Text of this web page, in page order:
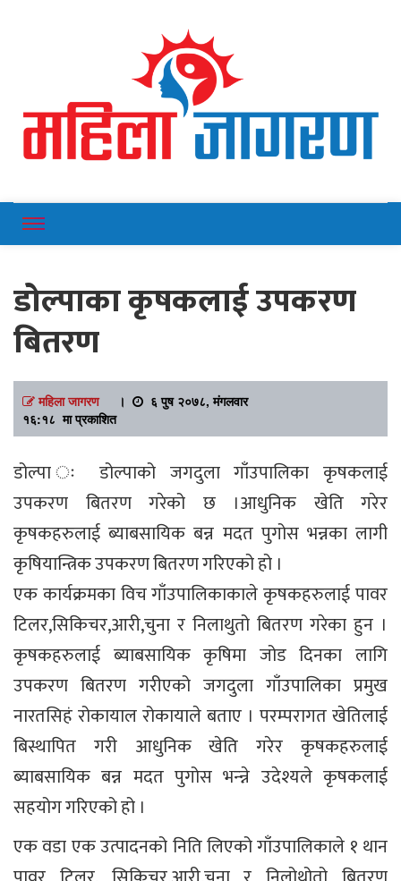
Mahilajagaran
डोल्पाका कृषकलाई उपकरण
बितरण
महिला जागरण।
६ पुष २०७८, मंगलवार
१६:१८ मा प्रकाशित
डोल्पा ः डोल्पाको जगदुला गाँउपालिका कृषकलाई
उपकरण बितरण गरेको छ ।आधुनिक खेति गरेर
कृषकहरुलाई ब्याबसायिक बन्न मदत पुगोस भन्नका लागी
कृषियान्त्रिक उपकरण बितरण गरिएको हो ।
एक कार्यक्रमका विच गाँउपालिकाकाले कृषकहरुलाई पावर
टिलर,सिकिचर,आरी,चुना र निलाथुतो बितरण गरेका हुन ।
कृषकहरुलाई ब्याबसायिक कृषिमा जोड दिनका लागि
उपकरण बितरण गरीएको जगदुला गाँउपालिका प्रमुख
नारतसिहं रोकायाल रोकायाले बताए । परम्परागत खेतिलाई
बिस्थापित गरी आधुनिक खेति गरेर कृषकहरुलाई
ब्याबसायिक बन्न मदत पुगोस भन्न्ने उदेश्यले कृषकलाई
सहयोग गरिएको हो ।
एक वडा एक उत्पादनको निति लिएको गाँउपालिकाले १ थान